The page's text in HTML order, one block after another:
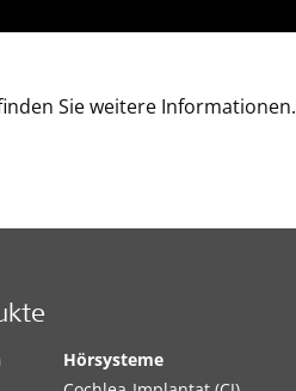
Sie weitere Informationen.
Hörsysteme